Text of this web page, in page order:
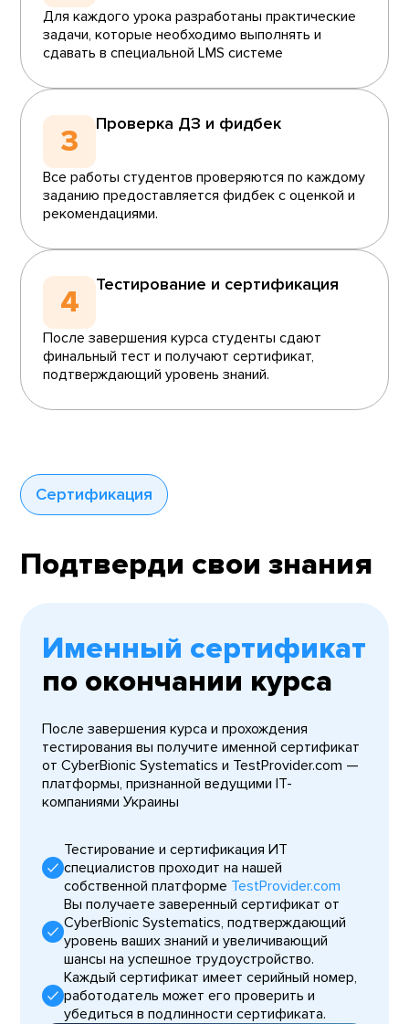
Для каждого урока разработаны практические
задачи, которые необходимо выполнять и
сдавать в специальной LMS системе
3 Проверка ДЗ и фидбек
Все работы студентов проверяются по каждому
заданию предоставляется фидбек с оценкой и
рекомендациями.
4 Тестирование и сертификация
После завершения курса студенты сдают
финальный тест и получают сертификат,
подтверждающий уровень знаний.
Сертификация
Подтверди свои знания
Именный сертификат
по окончании курса
После завершения курса и прохождения
тестирования вы получите именной сертификат
от CyberBionic Systematics и TestProvider.com —
платформы, признанной ведущими IT-
компаниями Украины
Тестирование и сертификация ИТ
специалистов проходит на нашей
собственной платформе TestProvider.com
Вы получаете заверенный сертификат от
CyberBionic Systematics, подтверждающий
уровень ваших знаний и увеличивающий
шансы на успешное трудоустройство.
Каждый сертификат имеет серийный номер,
работодатель может его проверить и
убедиться в подлинности сертификата.